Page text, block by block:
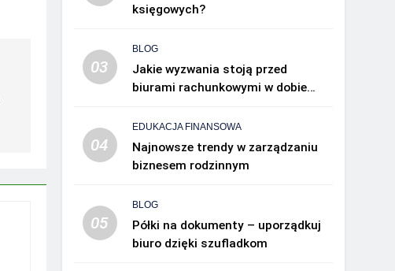
księgowych?
03
BLOG
Jakie wyzwania stoją przed
biurami rachunkowymi w dobie
04
EDUKACJA FINANSOWA
Najnowsze trendy w zarządzaniu
biznesem rodzinnym
05
BLOG
Półki na dokumenty – uporządkuj
biuro dzięki szufladkom